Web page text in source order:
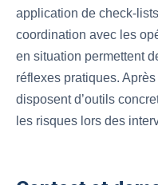
application de check-
coordination avec les
en situation permettent
réflexes pratiques.
disposent d’outils
les risques lors des